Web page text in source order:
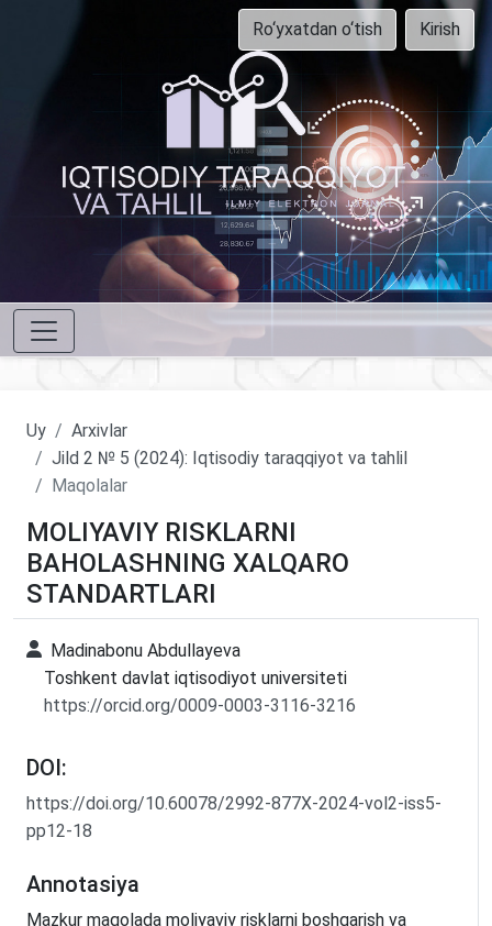
Ro‘yxatdan o‘tish Kirish
Uy
Arxivlar
Jild 2 № 5 (2024): Iqtisodiy taraqqiyot va tahlil
Maqolalar
MOLIYAVIY RISKLARNI
BAHOLASHNING XALQARO
STANDARTLARI
Madinabonu Abdullayeva
Toshkent davlat iqtisodiyot universiteti
https://orcid.org/0009-0003-3116-3216
DOI:
https://doi.org/10.60078/2992-877X-2024-vol2-iss5-
pp12-18
Annotasiya
Mazkur maqolada moliyaviy risklarni boshqarish va